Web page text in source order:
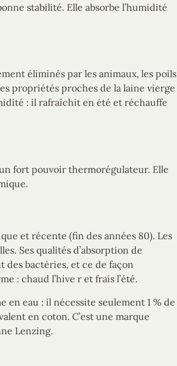
stabilité. Elle absorbe l’humidité
éliminés par les animaux, les poils
propriétés proches de la laine vierge
: il rafraîchit en été et réchauffe
fort pouvoir thermorégulateur. Elle
et récente (fin des années 80). Les
Ses qualités d’absorption de
des bactéries, et ce de façon
: chaud l’hive r et frais l’été.
en eau : il nécessite seulement 1 % de
en coton. C’est une marque
Lenzing.